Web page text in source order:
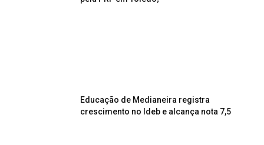
Educação de Medianeira registra
crescimento no Ideb e alcança nota 7,5